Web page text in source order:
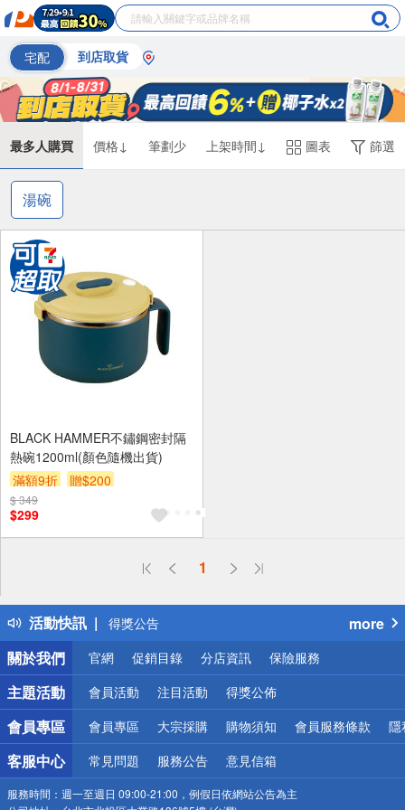
宅配 到店取貨
最多人購買 價格↓ 筆劃少 上架時間↓ 圖表 篩選
湯碗
BLACK HAMMER不鏽鋼密封隔
熱碗1200ml(顏色隨機出貨)
滿額9折
贈$200
$ 349
$299
1
活動快訊
偏遠地區配送
熱門話題
銀行優惠
偏遠地區配送
詐騙網頁！請小心！
more
關於我們
官網 促銷目錄 分店資訊 保險服務
主題活動 會員活動 注目活動 得獎公佈
會員專區 會員專區 大宗採購 購物須知 會員服務條款 隱
客服中心 常見問題 服務公告 意見信箱
服務時間： 週一至週日 09:00-21:00，例假日依網站公告為主